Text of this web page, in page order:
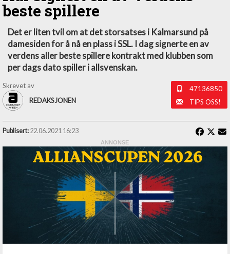
beste spillere
Det er liten tvil om at det storsatses i Kalmarsund på
damesiden for å nå en plass i SSL. I dag signerte en av
verdens aller beste spillere kontrakt med klubben som
per dags dato spiller i allsvenskan.
Skrevet av
REDAKSJONEN
47136850
TIPS OSS!
Publisert: 22.06.2021 16:23